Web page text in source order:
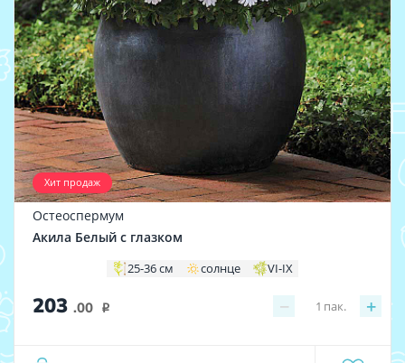
Хит продаж
Остеоспермум
Акила Белый с глазком
25-36 см солнце VI-IX
203 .00 i − +
1 пак.